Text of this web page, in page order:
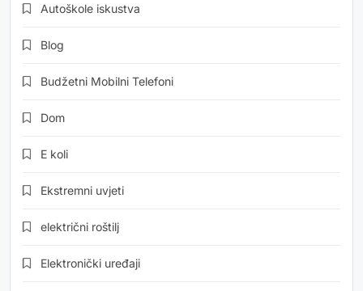
Autoškole iskustva
Blog
Budžetni Mobilni Telefoni
Dom
E koli
Ekstremni uvjeti
električni roštilj
Elektronički uređaji